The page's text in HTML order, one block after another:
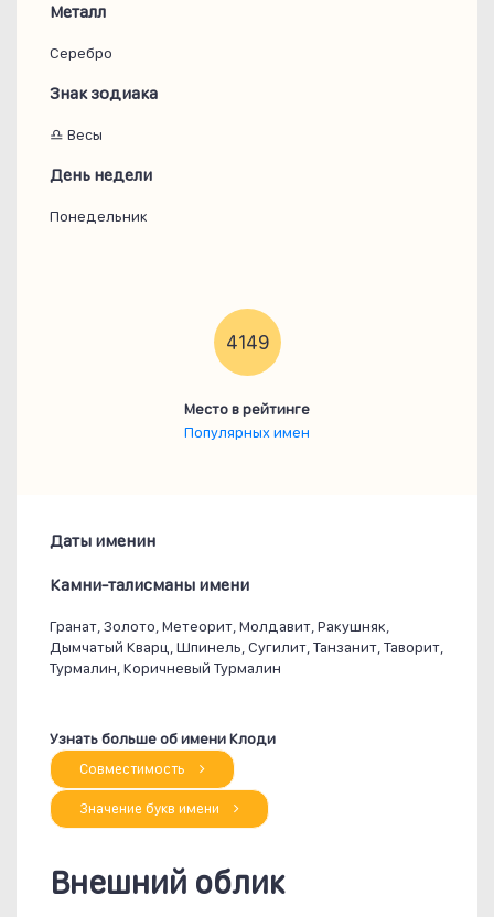
Металл
Серебро
Знак зодиака
♎ Весы
День недели
Понедельник
4149
Место в рейтинге
Популярных имен
Даты именин
Камни-талисманы имени
Гранат, Золото, Метеорит, Молдавит, Ракушняк,
Дымчатый Кварц, Шпинель, Сугилит, Танзанит, Таворит,
Турмалин, Коричневый Турмалин
Узнать больше об имени Клоди
Совместимость
Значение букв имени
Внешний облик